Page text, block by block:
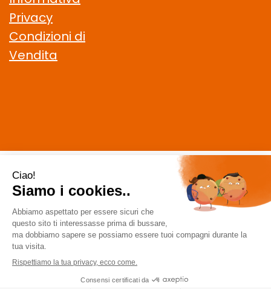
Privacy
Condizioni di
Vendita
CELIACHIAMO.COM SRL
- VIA DELLA MAGLIANA, 183 00146
Roma (RM)
staff @ celiachiamo.com
| Tel.: 065506174| P.Iva:
10901621002 | Numero R.E.A.: 1212664
Prenofa